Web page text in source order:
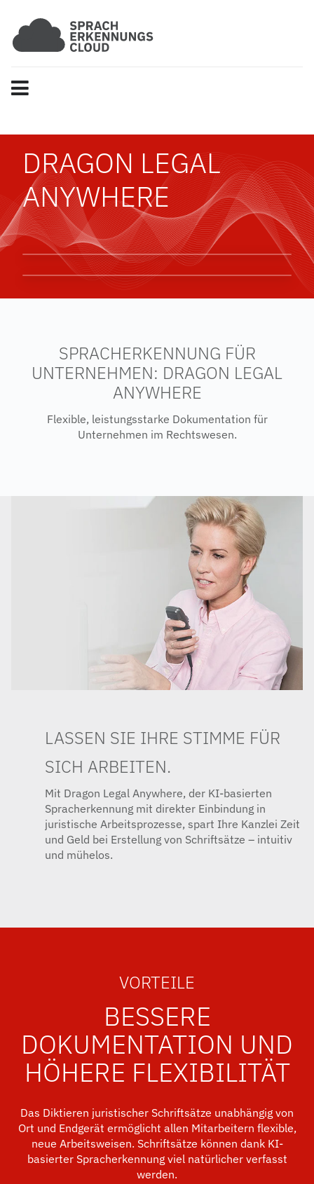
DRAGON LEGAL
ANYWHERE
SPRACHERKENNUNG FÜR
UNTERNEHMEN: DRAGON LEGAL
ANYWHERE
Flexible, leistungsstarke Dokumentation für
Unternehmen im Rechtswesen.
LASSEN SIE IHRE STIMME FÜR
SICH ARBEITEN.
Mit Dragon Legal Anywhere, der KI-basierten
Spracherkennung mit direkter Einbindung in
juristische Arbeitsprozesse, spart Ihre Kanzlei Zeit
und Geld bei Erstellung von Schriftsätze – intuitiv
und mühelos.
VORTEILE
BESSERE
DOKUMENTATION UND
HÖHERE FLEXIBILITÄT
Das Diktieren juristischer Schriftsätze unabhängig von
Ort und Endgerät ermöglicht allen Mitarbeitern flexible,
neue Arbeitsweisen. Schriftsätze können dank KI-
basierter Spracherkennung viel natürlicher verfasst
werden.